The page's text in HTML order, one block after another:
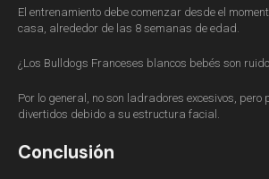
El entrenamiento debe comenzar desde el
casa, alrededor de las 8 semanas de edad.
¿Los Bulldogs Franceses blancos bebés son
Por lo general, no son ladradores excesivos, pero
divertidos debido a su estructura facial.
Conclusión